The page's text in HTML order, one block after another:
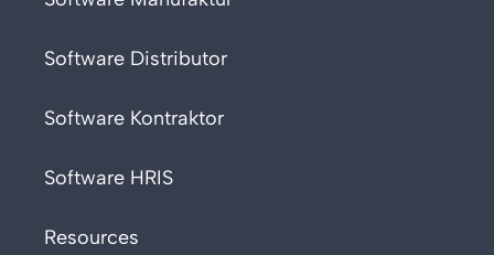
Software Distributor
Software Kontraktor
Software HRIS
Resources